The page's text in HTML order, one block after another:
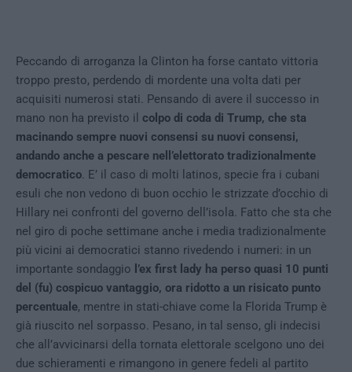
Peccando di arroganza la Clinton ha forse cantato vittoria
troppo presto, perdendo di mordente una volta dati per
acquisiti numerosi stati. Pensando di avere il successo in
mano non ha previsto il colpo di coda di Trump, che sta
macinando sempre nuovi consensi su nuovi consensi,
andando anche a pescare nell’elettorato tradizionalmente
democratico. E’ il caso di molti latinos, specie fra i cubani
esuli che non vedono di buon occhio le strizzate d’occhio di
Hillary nei confronti del governo dell’isola. Fatto che sta che
nel giro di poche settimane anche i media tradizionalmente
più vicini ai democratici stanno rivedendo i numeri: in un
importante sondaggio l’ex first lady ha perso quasi 10 punti
del (fu) cospicuo vantaggio, ora ridotto a un risicato punto
percentuale, mentre in stati-chiave come la Florida Trump è
già riuscito nel sorpasso. Pesano, in tal senso, gli indecisi
che all’avvicinarsi della tornata elettorale scelgono uno dei
due schieramenti e rimangono in genere fedeli al partito